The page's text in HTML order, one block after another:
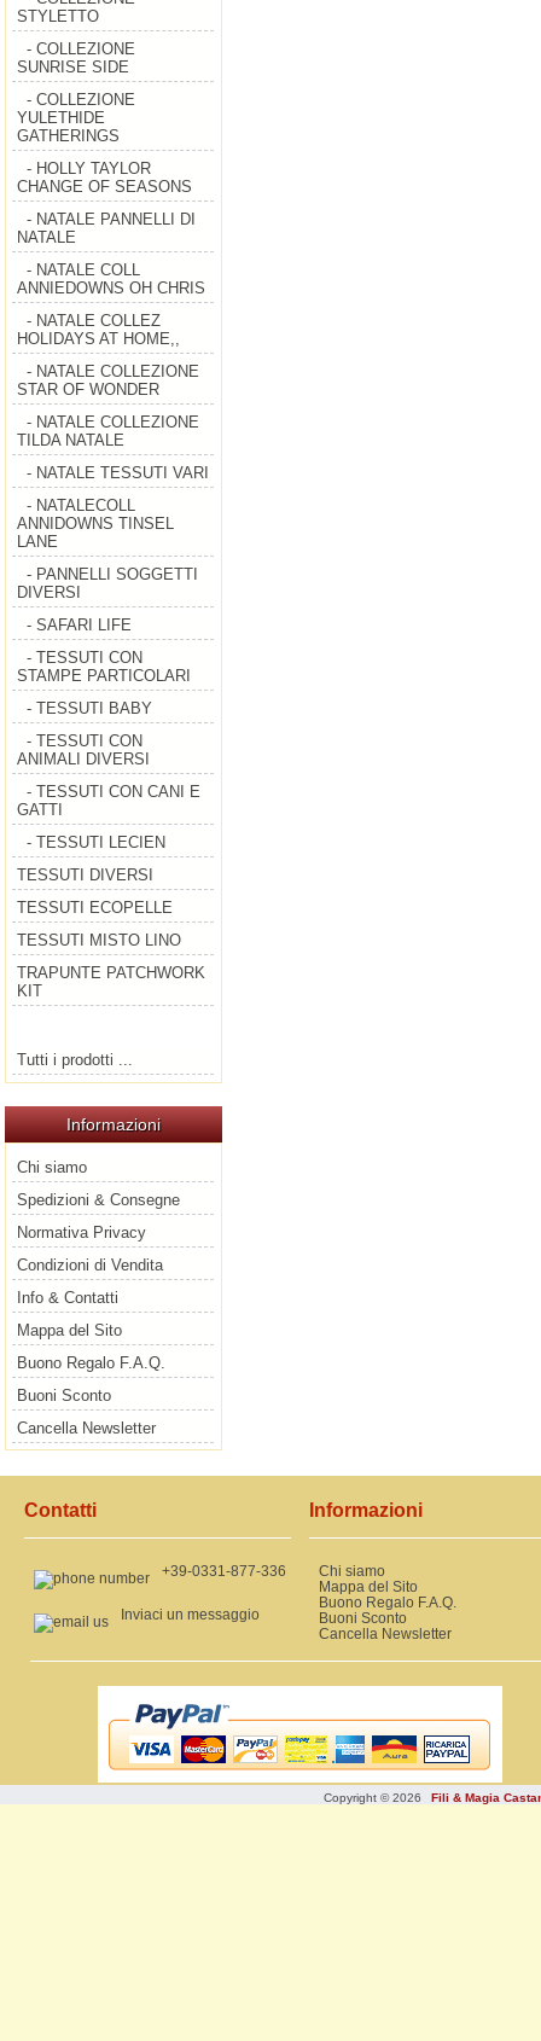
STYLETTO
- COLLEZIONE
SUNRISE SIDE
- COLLEZIONE
YULETHIDE
GATHERINGS
- HOLLY TAYLOR
CHANGE OF SEASONS
- NATALE PANNELLI DI
NATALE
- NATALE COLL
ANNIEDOWNS OH CHRIS
- NATALE COLLEZ
HOLIDAYS AT HOME,,
- NATALE COLLEZIONE
STAR OF WONDER
- NATALE COLLEZIONE
TILDA NATALE
- NATALE TESSUTI VARI
- NATALECOLL
ANNIDOWNS TINSEL
LANE
- PANNELLI SOGGETTI
DIVERSI
- SAFARI LIFE
- TESSUTI CON
STAMPE PARTICOLARI
- TESSUTI BABY
- TESSUTI CON
ANIMALI DIVERSI
- TESSUTI CON CANI E
GATTI
- TESSUTI LECIEN
TESSUTI DIVERSI
TESSUTI ECOPELLE
TESSUTI MISTO LINO
TRAPUNTE PATCHWORK
KIT
Tutti i prodotti ...
Informazioni
Chi siamo
Spedizioni & Consegne
Normativa Privacy
Condizioni di Vendita
Info & Contatti
Mappa del Sito
Buono Regalo F.A.Q.
Buoni Sconto
Cancella Newsletter
Contatti
+39-0331-877-336
Inviaci un messaggio
Informazioni
Chi siamo
Mappa del Sito
Buono Regalo F.A.Q.
Buoni Sconto
Cancella Newsletter
Copyright © 2026 Fili & Magia